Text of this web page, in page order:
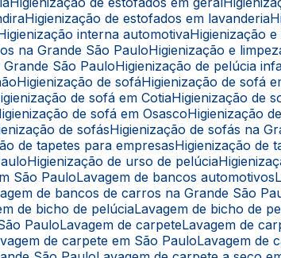
Higienização de estofados em lavanderia
Higienização interna automotiva
Higienização
na Grande São Paulo
Higienização e
Grande São Paulo
Higienização de pelúcia
Higienização de sofá Higienização de sofá
Higienização de sofá em Cotia Higienização de
Higienização de sofá em Osasco Higienização
de sofás Higienização de sofás na
de tapetes para empresas Higienização
Higienização de urso de pelúcia
São Paulo Lavagem de bancos automotivos
de bancos de carros na Grande São
de bicho de pelúcia Lavagem de bicho de
Paulo Lavagem de carpete Lavagem de
de carpete em São Paulo Lavagem de